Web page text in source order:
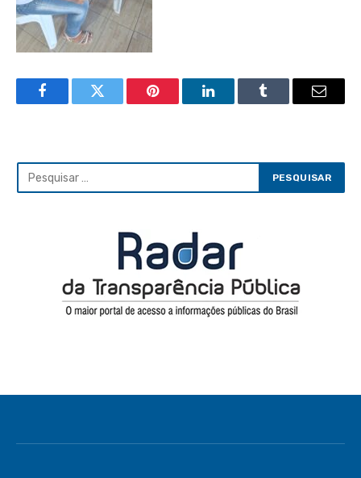
FacebookTwitter Pinterest LinkedInTumblr Email